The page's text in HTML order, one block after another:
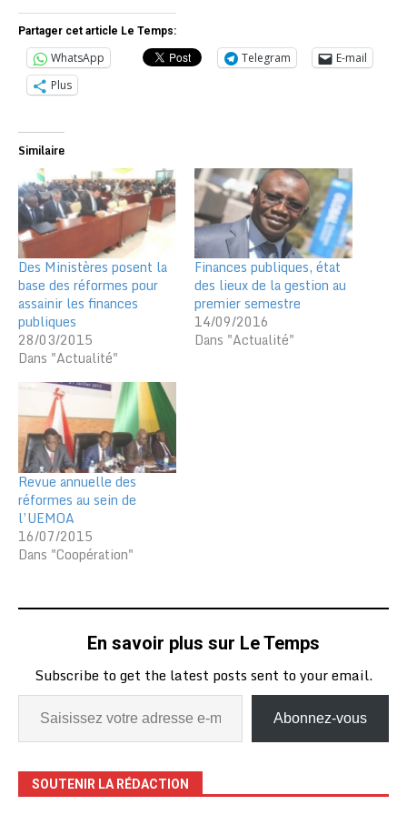
Partager cet article Le Temps:
WhatsApp Telegram
E-mail
Plus
Similaire
Des Ministères posent la
base des réformes pour
assainir les finances
publiques
28/03/2015
Dans "Actualité"
Finances publiques, état
des lieux de la gestion au
premier semestre
14/09/2016
Dans "Actualité"
Revue annuelle des
réformes au sein de
l’UEMOA
16/07/2015
Dans "Coopération"
En savoir plus sur Le Temps
Subscribe to get the latest posts sent to your email.
Abonnez-vous
SOUTENIR LA RÉDACTION